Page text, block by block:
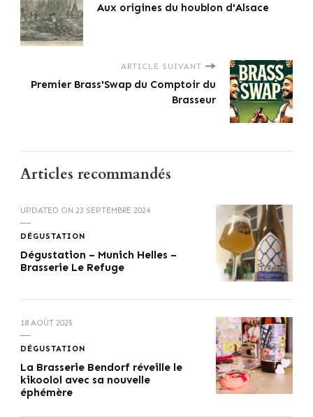
Aux origines du houblon d'Alsace
ARTICLE SUIVANT
Premier Brass'Swap du Comptoir du
Brasseur
Articles recommandés
UPDATED ON 23 SEPTEMBRE 2024
DÉGUSTATION
Dégustation – Munich Helles –
Brasserie Le Refuge
18 AOÛT 2025
DÉGUSTATION
La Brasserie Bendorf réveille le
kikoolol avec sa nouvelle
éphémère